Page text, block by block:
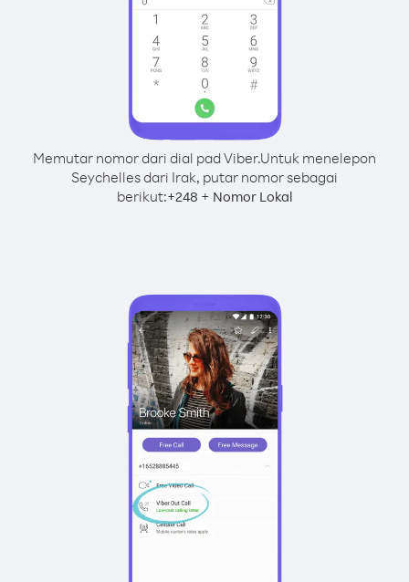
Memutar nomor dari dial pad Viber.Untuk menelepon
Seychelles dari Irak, putar nomor sebagai
berikut:+248 + Nomor Lokal